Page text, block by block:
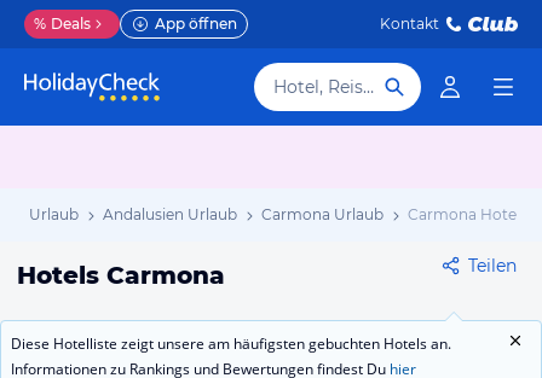
% Deals App öffnen Kontakt
Hotel, Reiseziel
Urlaub Andalusien Urlaub Carmona Urlaub Carmona Hotels
Hotels Carmona Teilen
Diese Hotelliste zeigt unsere am häufigsten gebuchten Hotels an.
Informationen zu Rankings und Bewertungen findest Du hier